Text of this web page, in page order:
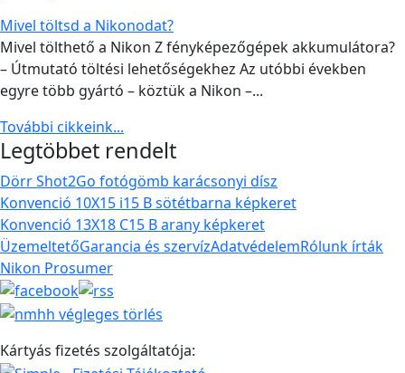
Mivel töltsd a Nikonodat?
Mivel tölthető a Nikon Z fényképezőgépek akkumulátora?
– Útmutató töltési lehetőségekhez Az utóbbi években
egyre több gyártó – köztük a Nikon –...
További cikkeink...
Legtöbbet rendelt
Dörr Shot2Go fotógömb karácsonyi dísz
Konvenció 10X15 i15 B sötétbarna képkeret
Konvenció 13X18 C15 B arany képkeret
ÜzemeltetőGarancia és szervízAdatvédelemRólunk írták
Nikon Prosumer
Kártyás fizetés szolgáltatója: